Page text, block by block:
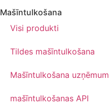
Mašīntulkošana
Visi produkti
Tildes mašīntulkošana
Mašīntulkošana
mašīntulkošanas API